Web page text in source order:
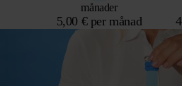
månader
5,00 € per månad